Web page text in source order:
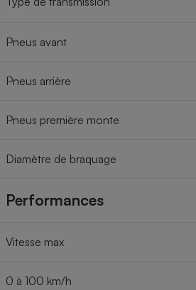
Pneus avant
Pneus arrière
Pneus première monte
Diamètre de braquage
Performances
Vitesse max
0 à 100 km/h